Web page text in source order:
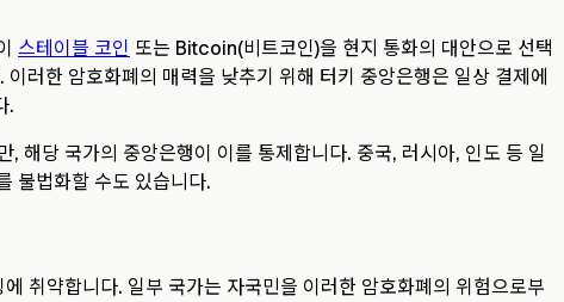
스테이블 코인 또는 Bitcoin(비트코인)을 현지 통화의 대안으로 선택
러한 암호화폐의 매력을 낮추기 위해 터키 중앙은행은 일상 결제에
.
해당 국가의 중앙은행이 이를 통제합니다. 중국, 러시아, 인도 등 일
불법화할 수도 있습니다.
취약합니다. 일부 국가는 자국민을 이러한 암호화폐의 위험으로부